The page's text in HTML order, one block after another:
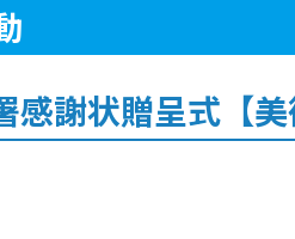
感謝状贈呈式【美